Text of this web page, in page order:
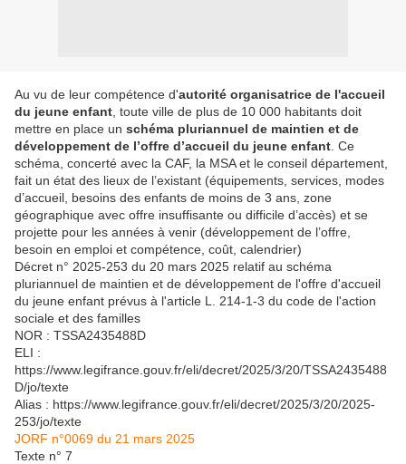
Au vu de leur compétence d'autorité organisatrice de l'accueil
du jeune enfant , toute ville de plus de 10 000 habitants doit
mettre en place un schéma pluriannuel de maintien et de
développement de l’offre d’accueil du jeune enfant . Ce
schéma, concerté avec la CAF, la MSA et le conseil département,
fait un état des lieux de l’existant (équipements, services, modes
d’accueil, besoins des enfants de moins de 3 ans, zone
géographique avec offre insuffisante ou difficile d’accès) et se
projette pour les années à venir (développement de l’offre,
besoin en emploi et compétence, coût, calendrier)
Décret n° 2025-253 du 20 mars 2025 relatif au schéma
pluriannuel de maintien et de développement de l'offre d'accueil
du jeune enfant prévus à l'article L. 214-1-3 du code de l'action
sociale et des familles
NOR : TSSA2435488D
ELI :
https://www.legifrance.gouv.fr/eli/decret/2025/3/20/TSSA2435488
D/jo/texte
Alias : https://www.legifrance.gouv.fr/eli/decret/2025/3/20/2025-
253/jo/texte
JORF n°0069 du 21 mars 2025
Texte n° 7